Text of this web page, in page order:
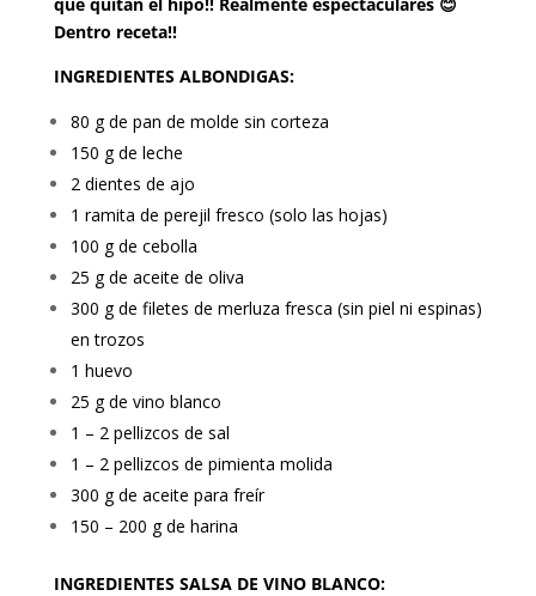
Dentro receta!!
INGREDIENTES ALBONDIGAS:
80 g de pan de molde sin corteza
150 g de leche
2 dientes de ajo
1 ramita de perejil fresco (solo las hojas)
100 g de cebolla
25 g de aceite de oliva
300 g de filetes de merluza fresca (sin piel ni espinas)
en trozos
1 huevo
25 g de vino blanco
1 – 2 pellizcos de sal
1 – 2 pellizcos de pimienta molida
300 g de aceite para freír
150 – 200 g de harina
INGREDIENTES SALSA DE VINO BLANCO: